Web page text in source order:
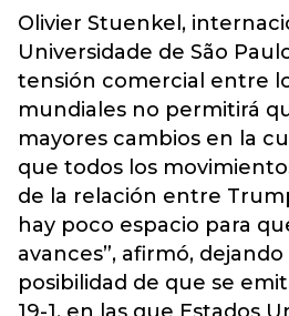
Olivier Stuenkel,
Universidade de São
tensión comercial entre
mundiales no permitirá
mayores cambios en la
que todos los
de la relación entre
hay poco espacio para
avances”, afirmó,
posibilidad de que se